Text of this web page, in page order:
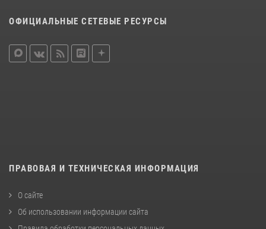
ОФИЦИАЛЬНЫЕ СЕТЕВЫЕ РЕСУРСЫ
ПРАВОВАЯ И ТЕХНИЧЕСКАЯ ИНФОРМАЦИЯ
О сайте
Об использовании информации сайта